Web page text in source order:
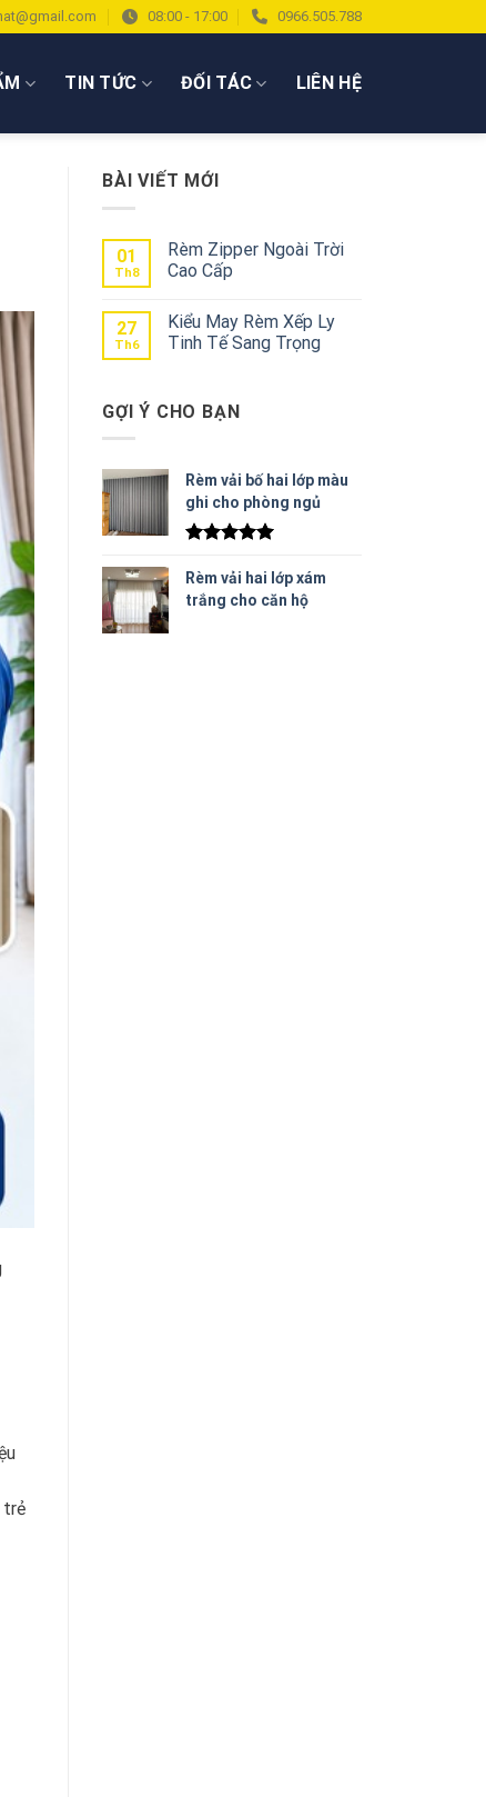
08:00 - 17:00 0966.505.788
TIN TỨC ĐỐI TÁC LIÊN HỆ
trẻ
BÀI VIẾT MỚI
01
Th8
Rèm Zipper Ngoài Trời
Cao Cấp
27
Th6
Kiểu May Rèm Xếp Ly
Tinh Tế Sang Trọng
GỢI Ý CHO BẠN
Rèm vải bố hai lớp màu
ghi cho phòng ngủ
hạng5.00
5 sao
Rèm vải hai lớp xám
trắng cho căn hộ